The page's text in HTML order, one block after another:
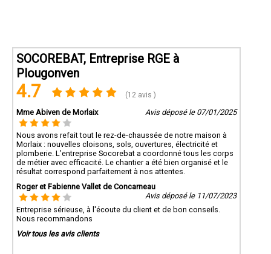
SOCOREBAT, Entreprise RGE à
Plougonven
4.7 (12 avis )
Mme Abiven de Morlaix Avis déposé le 07/01/2025
Nous avons refait tout le rez-de-chaussée de notre maison à
Morlaix : nouvelles cloisons, sols, ouvertures, électricité et
plomberie. L’entreprise Socorebat a coordonné tous les corps
de métier avec efficacité. Le chantier a été bien organisé et le
résultat correspond parfaitement à nos attentes.
Roger et Fabienne Vallet de Concarneau
Avis déposé le 11/07/2023
Entreprise sérieuse, à l'écoute du client et de bon conseils.
Nous recommandons
Voir tous les avis clients